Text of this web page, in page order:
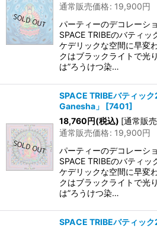
通常販売価格: 19,900円
パーティーのデコレーシ
SPACE TRIBEのバティ
ケデリックな空間に早変
クはブラックライトで光
は”ろうけつ染…
SPACE TRIBEバティッ
Ganesha」
[7401]
18,760円(税込) [通常販
通常販売価格: 19,900円
パーティーのデコレーシ
SPACE TRIBEのバティ
ケデリックな空間に早変
クはブラックライトで光
は”ろうけつ染…
SPACE TRIBEバティッ